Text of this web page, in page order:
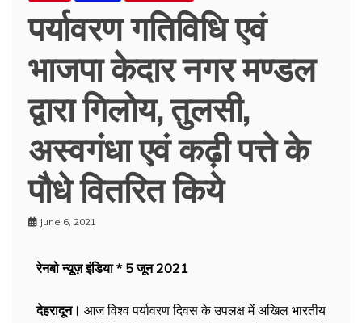
पर्यावरण गतिविधि एवं
भाजपा केदार नगर मण्डल
द्वारा गिलोय, तुलसी,
अस्वगंधा एवं कढ़ी पत्ते के
पौधे वितरित किये
June 6, 2021
रेनबो न्यूज़ इंडिया * 5 जून 2021
देहरादून। आज विश्व पर्यावरण दिवस के उपलक्ष में अखिल भारतीय